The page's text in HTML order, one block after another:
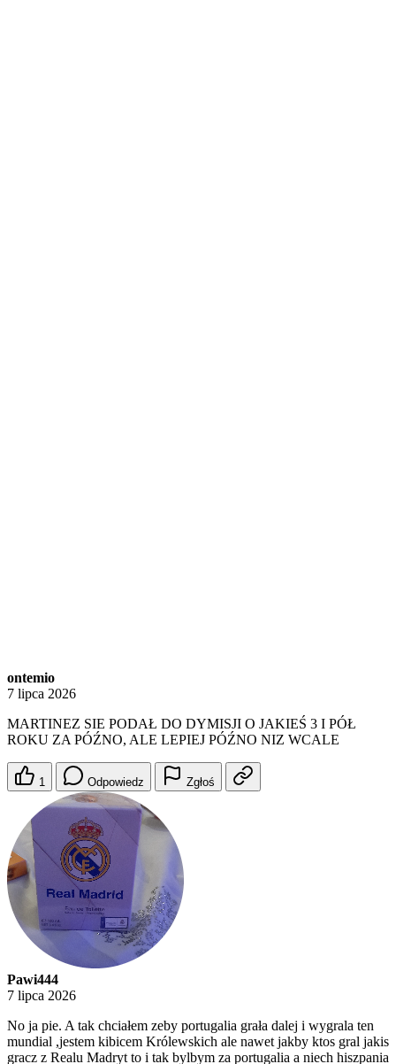
ontemio
7 lipca 2026
MARTINEZ SIE PODAŁ DO DYMISJI O JAKIEŚ 3 I PÓŁ
ROKU ZA PÓŹNO, ALE LEPIEJ PÓŹNO NIZ WCALE
1 Odpowiedz Zgłoś
Pawi444
7 lipca 2026
No ja pie. A tak chciałem zeby portugalia grała dalej i wygrala ten
mundial ,jestem kibicem Królewskich ale nawet jakby ktos gral jakis
gracz z Realu Madryt to i tak bylbym za portugalia a niech hiszpania